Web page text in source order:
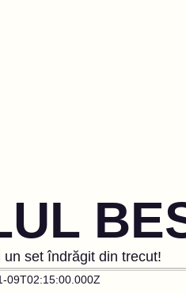
set îndrăgit din trecut!
09T02:15:00.000Z